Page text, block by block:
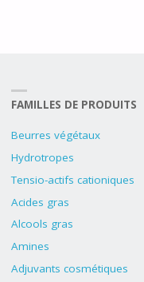
FAMILLES DE PRODUITS
Beurres végétaux
Hydrotropes
Tensio-actifs cationiques
Acides gras
Alcools gras
Amines
Adjuvants cosmétiques